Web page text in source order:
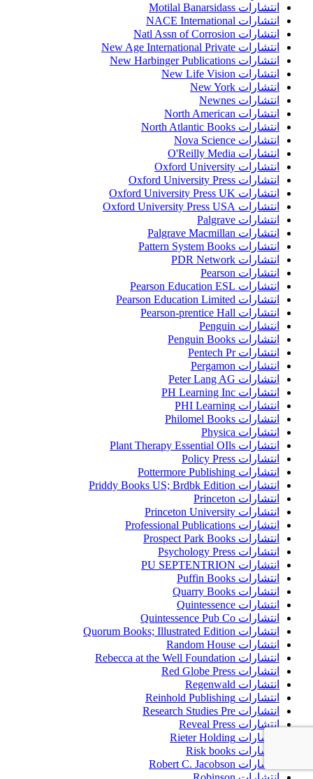
انتشارات Motilal Banarsidass
انتشارات NACE International
انتشارات Natl Assn of Corrosion
انتشارات New Age International Private
انتشارات New Harbinger Publications
انتشارات New Life Vision
انتشارات New York
انتشارات Newnes
انتشارات North American
انتشارات North Atlantic Books
انتشارات Nova Science
انتشارات O'Reilly Media
انتشارات Oxford University
انتشارات Oxford University Press
انتشارات Oxford University Press UK
انتشارات Oxford University Press USA
انتشارات Palgrave
انتشارات Palgrave Macmillan
انتشارات Pattern System Books
انتشارات PDR Network
انتشارات Pearson
انتشارات Pearson Education ESL
انتشارات Pearson Education Limited
انتشارات Pearson-prentice Hall
انتشارات Penguin
انتشارات Penguin Books
انتشارات Pentech Pr
انتشارات Pergamon
انتشارات Peter Lang AG
انتشارات PH Learning Inc
انتشارات PHI Learning
انتشارات Philomel Books
انتشارات Physica
انتشارات Plant Therapy Essential OIls
انتشارات Policy Press
انتشارات Pottermore Publishing
انتشارات Priddy Books US; Brdbk Edition
انتشارات Princeton
انتشارات Princeton University
انتشارات Professional Publications
انتشارات Prospect Park Books
انتشارات Psychology Press
انتشارات PU SEPTENTRION
انتشارات Puffin Books
انتشارات Quarry Books
انتشارات Quintessence
انتشارات Quintessence Pub Co
انتشارات Quorum Books; Illustrated Edition
انتشارات Random House
انتشارات Rebecca at the Well Foundation
انتشارات Red Globe Press
انتشارات Regenwald
انتشارات Reinhold Publishing
انتشارات Research Studies Pre
انتشارات Reveal Press
انتشارات Rieter Holding
انتشارات Risk books
انتشارات Robert C. Jacobson